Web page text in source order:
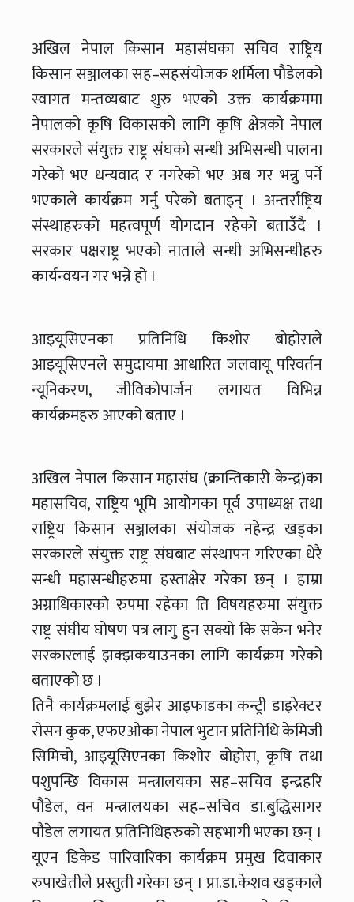
अखिल नेपाल किसान महासंघका सचिव राष्ट्रिय
किसान सञ्जालका सह–सहसंयोजक शर्मिला पौडेलको
स्वागत मन्तव्यबाट शुरु भएको उक्त कार्यक्रममा
नेपालको कृषि विकासको लागि कृषि क्षेत्रको नेपाल
सरकारले संयुक्त राष्ट्र संघको सन्धी अभिसन्धी पालना
गरेको भए धन्यवाद र नगरेको भए अब गर भन्नु पर्ने
भएकाले कार्यक्रम गर्नु परेको बताइन् । अन्तर्राष्ट्रिय
संस्थाहरुको महत्वपूर्ण योगदान रहेको बताउँदै ।
सरकार पक्षराष्ट्र भएको नाताले सन्धी अभिसन्धीहरु
कार्यन्वयन गर भन्ने हो ।
आइयूसिएनका प्रतिनिधि किशोर बोहोराले
आइयूसिएनले समुदायमा आधारित जलवायू परिवर्तन
न्यूनिकरण, जीविकोपार्जन लगायत विभिन्न
कार्यक्रमहरु आएको बताए ।
अखिल नेपाल किसान महासंघ (क्रान्तिकारी केन्द्र)का
महासचिव, राष्ट्रिय भूमि आयोगका पूर्व उपाध्यक्ष तथा
राष्ट्रिय किसान सञ्जालका संयोजक नहेन्द्र खड्का
सरकारले संयुक्त राष्ट्र संघबाट संस्थापन गरिएका धेरै
सन्धी महासन्धीहरुमा हस्ताक्षेर गरेका छन् । हाम्रा
अग्राधिकारको रुपमा रहेका ति विषयहरुमा संयुक्त
राष्ट्र संघीय घोषण पत्र लागु हुन सक्यो कि सकेन भनेर
सरकारलाई झक्झकयाउनका लागि कार्यक्रम गरेको
बताएको छ ।
तिनै कार्यक्रमलाई बुझेर आइफाडका कन्ट्री डाइरेक्टर
रोसन कुक, एफएओका नेपाल भुटान प्रतिनिधि केमिजी
सिमिचो, आइयूसिएनका किशोर बोहोरा, कृषि तथा
पशुपन्छि विकास मन्त्रालयका सह–सचिव इन्द्रहरि
पौडेल, वन मन्त्रालयका सह–सचिव डा.बुद्धिसागर
पौडेल लगायत प्रतिनिधिहरुको सहभागी भएका छन् ।
यूएन डिकेड पारिवारिका कार्यक्रम प्रमुख दिवाकार
रुपाखेतीले प्रस्तुती गरेका छन् । प्रा.डा.केशव खड्काले